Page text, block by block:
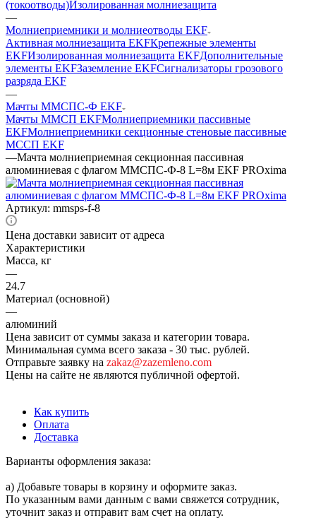
(токоотводы)Изолированная молниезащита
—
Молниеприемники и молниеотводы EKF
Активная молниезащита EKFКрепежные элементы
EKFИзолированная молниезащита EKFДополнительные
элементы EKFЗаземление EKFСигнализаторы грозового
разряда EKF
—
Мачты ММСПС-Ф EKF
Мачты ММСП EKFМолниеприемники пассивные
EKFМолниеприемники секционные стеновые пассивные
МССП EKF
—Мачта молниеприемная секционная пассивная
алюминиевая c флагом ММСПС-Ф-8 L=8м EKF PROxima
Артикул: mmsps-f-8
Цена доставки зависит от адреса
Характеристики
Масса, кг
—
24.7
Материал (основной)
—
алюминий
Цена зависит от суммы заказа и категории товара.
Минимальная сумма всего заказа - 30 тыс. рублей.
Отправьте заявку на zakaz@zazemleno.com
Цены на сайте не являются публичной офертой.
Как купить
Оплата
Доставка
Варианты оформления заказа:
а) Добавьте товары в корзину и оформите заказ.
По указанным вами данным с вами свяжется сотрудник,
уточнит заказ и отправит вам счет на оплату.